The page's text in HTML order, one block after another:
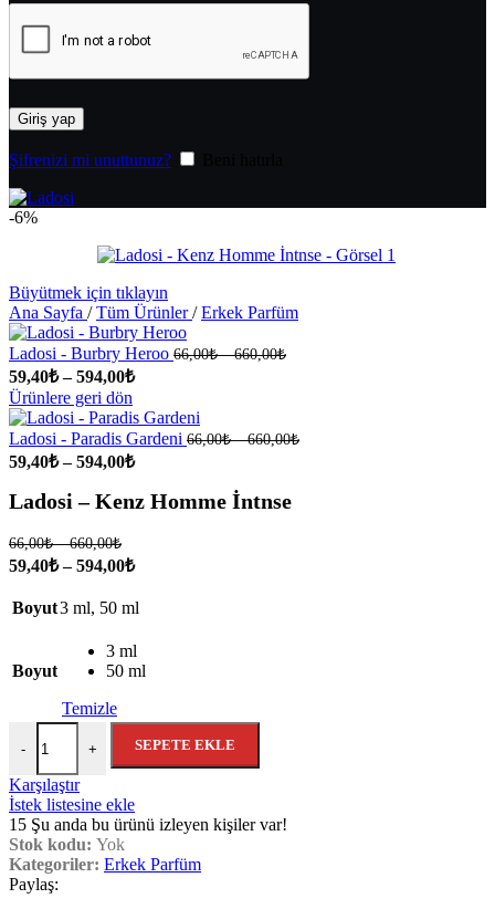
Giriş yap
Şifrenizi mi unuttunuz?
-6%
Büyütmek için tıklayın
Ana Sayfa / Tüm Ürünler/ Erkek Parfüm
Ladosi - Burbry Heroo 66,00₺ –660,00₺
59,40₺ –594,00₺
Ürünlere geri dön
Ladosi - Paradis Gardeni 66,00₺ –660,00₺
59,40₺ –594,00₺
Ladosi – Kenz Homme İntnse
66,00₺ –660,00₺
59,40₺ –594,00₺
Boyut3 ml, 50 ml
Boyut
3 ml
50 ml
Temizle
- + SEPETE EKLE
Karşılaştır
İstek listesine ekle
15 Şu anda bu ürünü izleyen kişiler var!
Stok kodu: Yok
Kategoriler: Erkek Parfüm
Paylaş: